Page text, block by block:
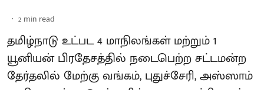
2 min read
தமிழ்நாடு உட்பட 4 மாநிலங்கள் மற்றும் 1
யூனியன் பிரதேசத்தில் நடைபெற்ற சட்டமன்ற
தேர்தலில் மேற்கு வங்கம், புதுச்சேரி, அஸ்ஸாம்